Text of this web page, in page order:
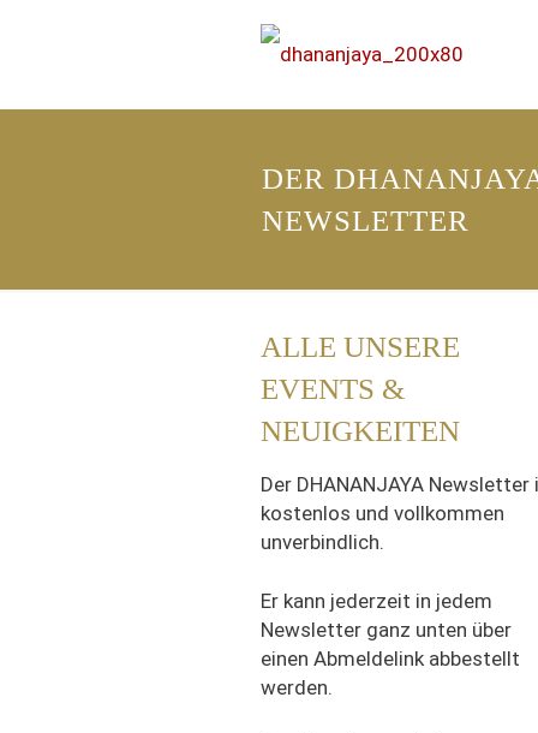
DER
NEWSLETTER
ALLE UNSERE
EVENTS &
NEUIGKEITEN
Der DHANANJAYA Newsletter
kostenlos und vollkommen
unverbindlich.
Er kann jederzeit in jedem
Newsletter ganz unten über
einen Abmeldelink abbestellt
werden.